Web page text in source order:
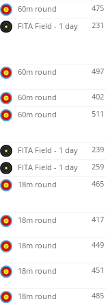
60m round 475
FITA Field - 1 day 231
60m round 497
60m round 402
60m round 511
FITA Field - 1 day 239
FITA Field - 1 day 259
18m round 465
18m round 417
18m round 449
18m round 451
18m round 485